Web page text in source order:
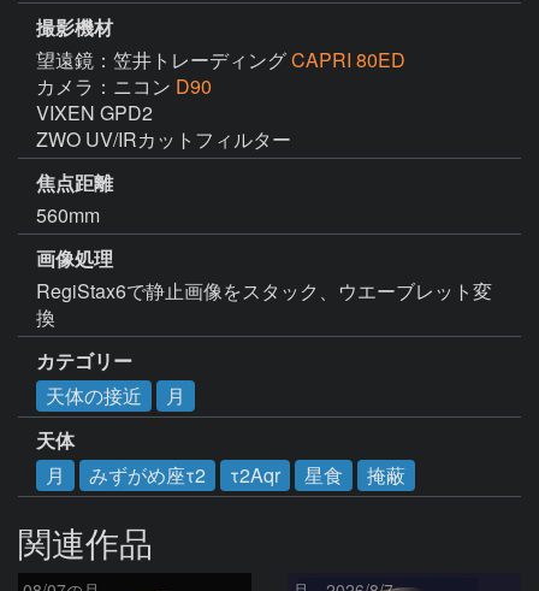
撮影機材
望遠鏡：笠井トレーディングCAPRI 80ED
カメラ：ニコン D90
VIXEN GPD2
ZWO UV/IRカットフィルター
焦点距離
560mm
画像処理
RegiStax6で静止画像をスタック、ウエーブレット変
換
カテゴリー
天体の接近
月
天体
月
みずがめ座τ2 τ2Aqr 星食 掩蔽
関連作品